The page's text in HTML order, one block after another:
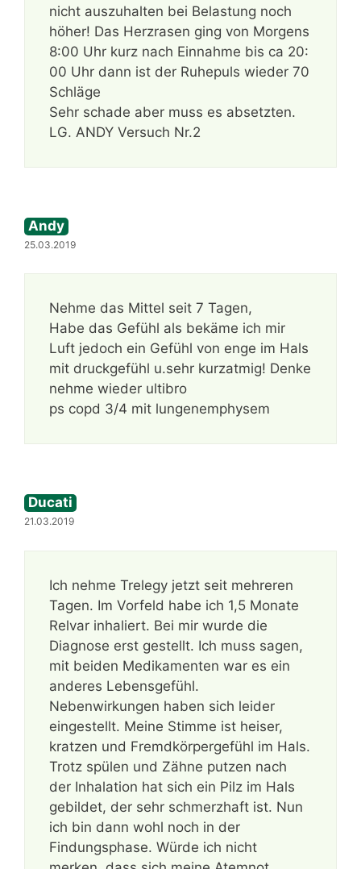
nicht auszuhalten bei Belastung noch
höher! Das Herzrasen ging von Morgens
8:00 Uhr kurz nach Einnahme bis ca 20:
00 Uhr dann ist der Ruhepuls wieder 70
Schläge
Sehr schade aber muss es absetzten.
LG. ANDY Versuch Nr.2
Andy
25.03.2019
Nehme das Mittel seit 7 Tagen,
Habe das Gefühl als bekäme ich mir
Luft jedoch ein Gefühl von enge im Hals
mit druckgefühl u.sehr kurzatmig! Denke
nehme wieder ultibro
ps copd 3/4 mit lungenemphysem
Ducati
21.03.2019
Ich nehme Trelegy jetzt seit mehreren
Tagen. Im Vorfeld habe ich 1,5 Monate
Relvar inhaliert. Bei mir wurde die
Diagnose erst gestellt. Ich muss sagen,
mit beiden Medikamenten war es ein
anderes Lebensgefühl.
Nebenwirkungen haben sich leider
eingestellt. Meine Stimme ist heiser,
kratzen und Fremdkörpergefühl im Hals.
Trotz spülen und Zähne putzen nach
der Inhalation hat sich ein Pilz im Hals
gebildet, der sehr schmerzhaft ist. Nun
ich bin dann wohl noch in der
Findungsphase. Würde ich nicht